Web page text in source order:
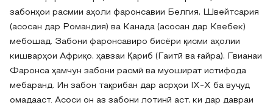
забонҳои расмии аҳоли фаронсавии Белгия, Швейтсария
(асосан дар Романдия) ва Канада (асосан дар Квебек)
мебошад. Забони фаронсавиро бисёри қисми аҳолии
кишварҳои Африқо, ҳавзаи Қариб (Гаитӣ ва ғайра), Гвианаи
Фаронса ҳамчун забони расмӣ ва муошират истифода
мебаранд. Ин забон тақрибан дар асрҳои IX-X ба вуҷуд
омадааст. Асоси он аз забони лотинӣ аст, ки дар давраи